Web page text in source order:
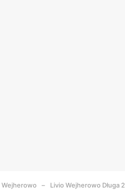
Wejherowo Livio Wejherowo Długa 2